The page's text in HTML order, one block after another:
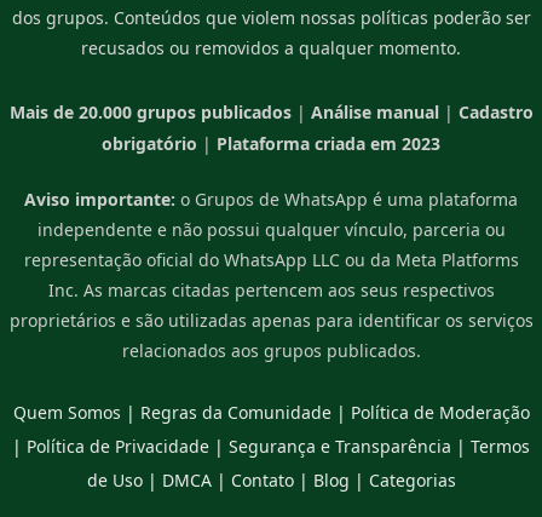
dos grupos. Conteúdos que violem nossas políticas poderão ser
recusados ou removidos a qualquer momento.
Mais de 20.000 grupos publicados| Análise manual| Cadastro
obrigatório | Plataforma criada em 2023
Aviso importante: o Grupos de WhatsApp é uma plataforma
independente e não possui qualquer vínculo, parceria ou
representação oficial do WhatsApp LLC ou da Meta Platforms
Inc. As marcas citadas pertencem aos seus respectivos
proprietários e são utilizadas apenas para identificar os serviços
relacionados aos grupos publicados.
Quem Somos | Regras da Comunidade| Política de Moderação
| Política de Privacidade | Segurança e Transparência | Termos
de Uso| DMCA| Contato| Blog | Categorias